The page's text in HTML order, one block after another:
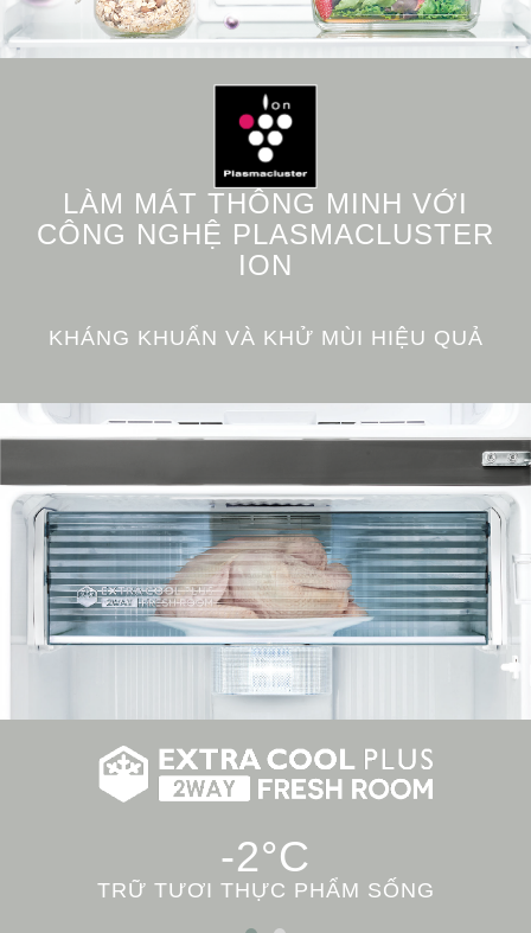
LÀM MÁT THÔNG MINH VỚI
CÔNG NGHỆ PLASMACLUSTER
ION
KHÁNG KHUẨN VÀ KHỬ MÙI HIỆU QUẢ
-2°C
TRỮ TƯƠI THỰC PHẨM SỐNG